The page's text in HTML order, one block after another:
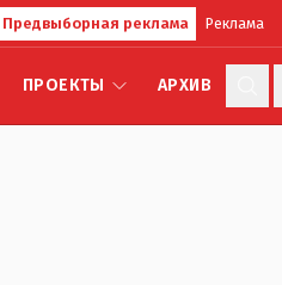
Предвыборная реклама Реклама
ПРОЕКТЫ АРХИВ